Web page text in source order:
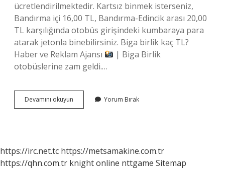
ücretlendirilmektedir. Kartsız binmek isterseniz,
Bandırma içi 16,00 TL, Bandırma-Edincik arası 20,00
TL karşılığında otobüs girişindeki kumbaraya para
atarak jetonla binebilirsiniz. Biga birlik kaç TL?
Haber ve Reklam Ajansı
| Biga Birlik
otobüslerine zam geldi.…
Devamını okuyun
Bandırma
Yorum Bırak
https://irc.net.tc https://metsamakine.com.tr
https://qhn.com.tr knight online nttgame Sitemap